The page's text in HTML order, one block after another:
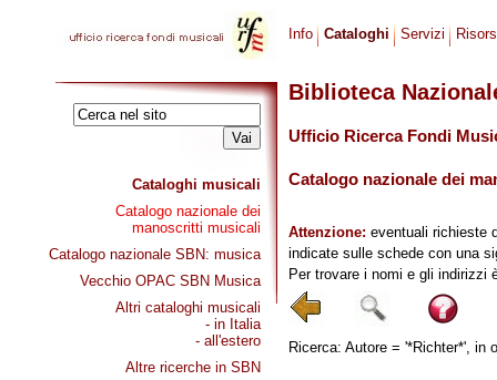
Cataloghi musicali
Catalogo nazionale dei
manoscritti musicali
Catalogo nazionale SBN: musica
Vecchio OPAC SBN Musica
Altri cataloghi musicali
- in Italia
- all'estero
Altre ricerche in SBN
Info Cataloghi Servizi
Biblioteca
Ufficio Ricerca Fondi
Catalogo nazionale dei
Attenzione: eventuali richieste
indicate sulle schede con una
Per trovare i nomi e gli indirizzi
Ricerca: Autore = '*Richter*', in